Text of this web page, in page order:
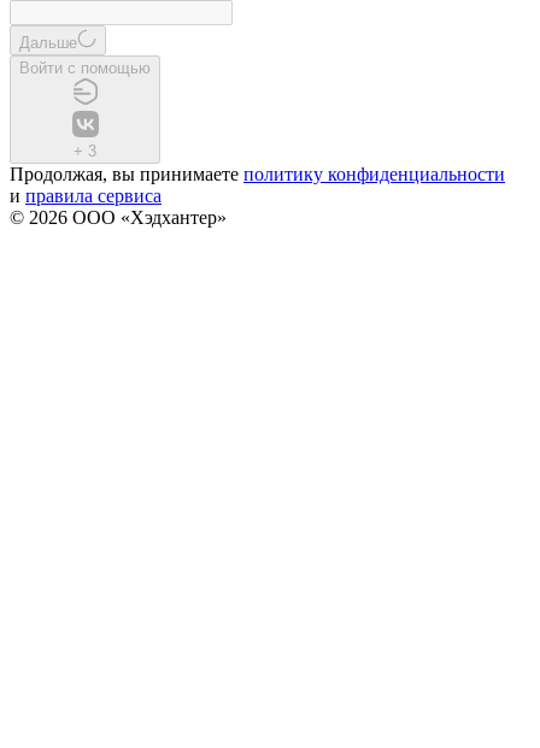
Дальше
Войти с помощью
+ 3
Продолжая, вы принимаете политику конфиденциальности
и правила сервиса
© 2026 ООО «Хэдхантер»